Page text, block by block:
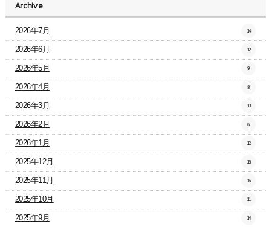
Archive
2026年7月 14
2026年6月 12
2026年5月 9
2026年4月 8
2026年3月 13
2026年2月 6
2026年1月 12
2025年12月 18
2025年11月 16
2025年10月 11
2025年9月 14